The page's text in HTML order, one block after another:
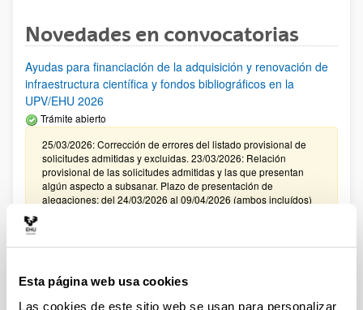
Esta página web usa cookies
Las cookies de este sitio web se usan para personalizar
Novedades en convocatorias
Ayudas para financiación de la adquisición y renovación de
infraestructura científica y fondos bibliográficos en la
UPV/EHU 2026
Trámite abierto
25/03/2026: Corrección de errores del listado provisional de
solicitudes admitidas y excluidas. 23/03/2026: Relación
provisional de las solicitudes admitidas y las que presentan
algún aspecto a subsanar. Plazo de presentación de
alegaciones: del 24/03/2026 al 09/04/2026 (ambos incluídos)
Convocatoria de ayudas para el fomento de la cultura